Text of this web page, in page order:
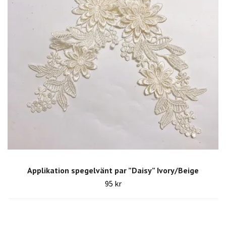
Applikation spegelvänt par ”Daisy” Ivory/Beige
95 kr